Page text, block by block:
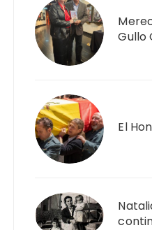
Gullo
El